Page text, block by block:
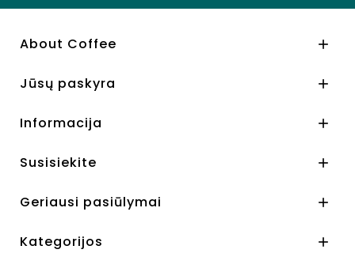
About Coffee 
Jūsų paskyra 
Informacija 
Susisiekite 
Geriausi pasiūlymai 
Kategorijos 